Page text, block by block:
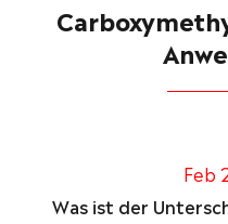
Feb
Was ist der